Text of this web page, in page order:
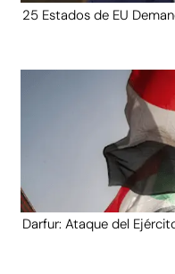
25 Estados de EU
Darfur: Ataque del